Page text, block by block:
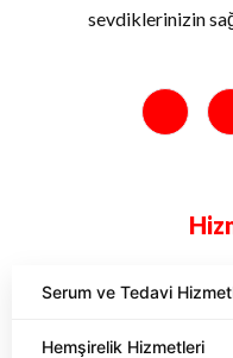
sevdiklerinizin
Serum ve Tedavi
Hemşirelik Hizmetleri